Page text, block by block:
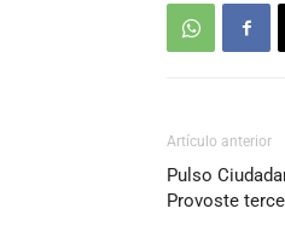
Artículo anterior
Pulso
Provoste